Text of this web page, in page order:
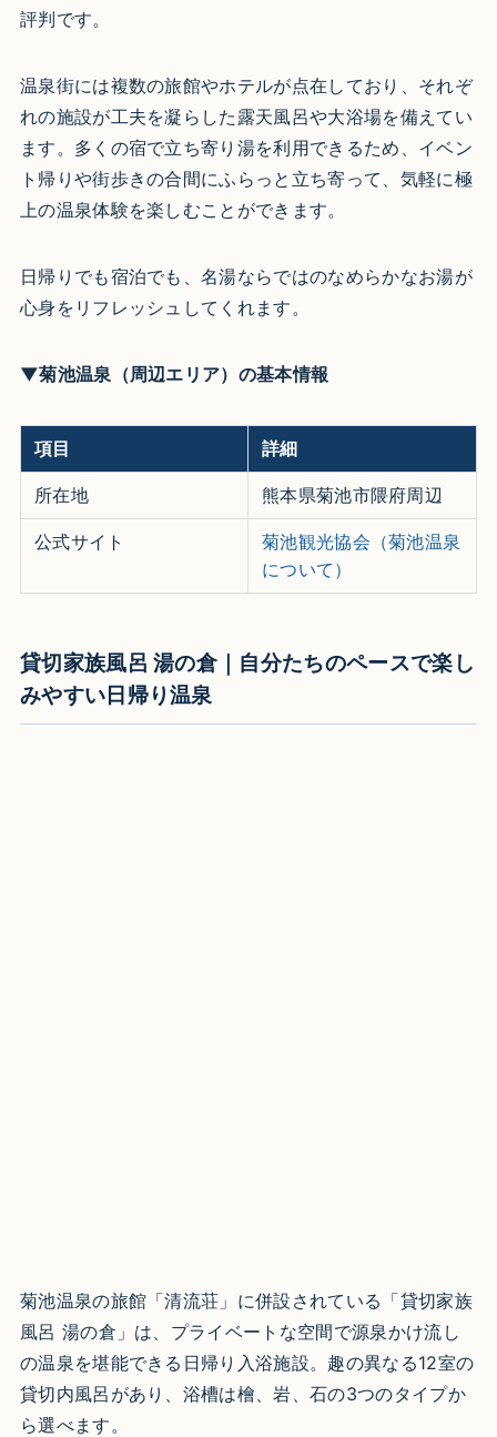
評判です。
温泉街には複数の旅館やホテルが点在しており、それぞ
れの施設が工夫を凝らした露天風呂や大浴場を備えてい
ます。多くの宿で立ち寄り湯を利用できるため、イベン
ト帰りや街歩きの合間にふらっと立ち寄って、気軽に極
上の温泉体験を楽しむことができます。
日帰りでも宿泊でも、名湯ならではのなめらかなお湯が
心身をリフレッシュしてくれます。
▼菊池温泉（周辺エリア）の基本情報
項目 詳細
所在地 熊本県菊池市隈府周辺
公式サイト
菊池観光協会（菊池温泉
について）
貸切家族風呂 湯の倉｜自分たちのペースで楽し
みやすい日帰り温泉
菊池温泉の旅館「清流荘」に併設されている「貸切家族
風呂 湯の倉」は、プライベートな空間で源泉かけ流し
の温泉を堪能できる日帰り入浴施設。趣の異なる12室の
貸切内風呂があり、浴槽は檜、岩、石の3つのタイプか
ら選べます。